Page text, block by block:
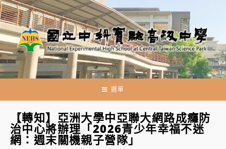
跳
轉
至
主
要
內
選單
【轉知】亞洲大學中亞聯大網路成癮防
治中心將辦理「2026青少年幸福不迷
網：週末關機親子營隊」